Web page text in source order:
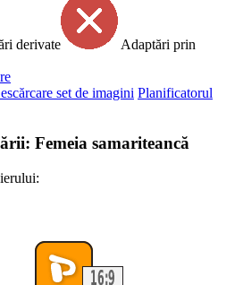
derivate
Adaptări prin
set de imagini Planificatorul
Femeia samariteancă